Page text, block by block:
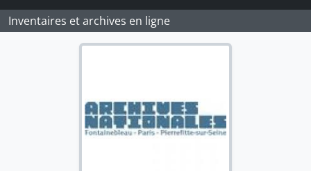
Inventaires et archives en ligne